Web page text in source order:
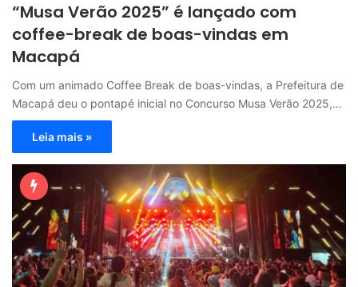
“Musa Verão 2025” é lançado com
coffee-break de boas-vindas em
Macapá
Com um animado Coffee Break de boas-vindas, a Prefeitura de
Macapá deu o pontapé inicial no Concurso Musa Verão 2025,…
Leia mais »